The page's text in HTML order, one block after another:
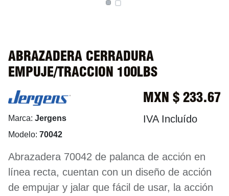
ABRAZADERA CERRADURA
EMPUJE/TRACCION 100LBS
Marca: Jergens
Modelo: 70042
MXN $ 233.67
IVA Incluído
Abrazadera 70042 de palanca de acción en
línea recta, cuentan con un diseño de acción
de empujar y jalar que fácil de usar, la acción